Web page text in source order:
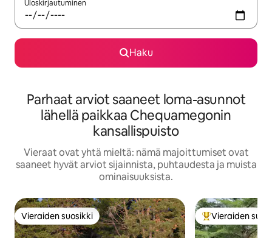
Uloskirjautuminen
Haku
Parhaat arviot saaneet loma-asunnot
lähellä paikkaa Chequamegonin
kansallispuisto
Vieraat ovat yhtä mieltä: nämä majoittumiset ovat
saaneet hyvät arviot sijainnista, puhtaudesta ja muista
ominaisuuksista.
Vieraiden suosikki
Vieraiden suosikki Vieraiden
Vieraiden